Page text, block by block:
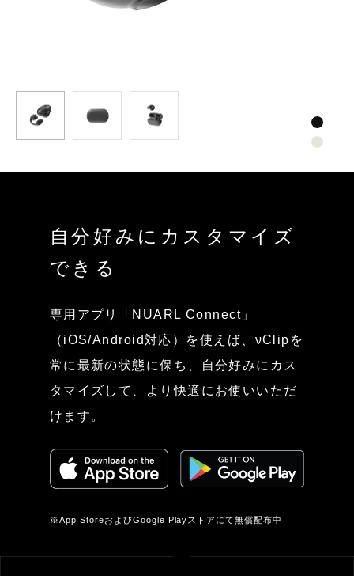
自分好みにカスタマイズ
できる
専用アプリ「NUARL Connect」
（iOS/Android対応）を使えば、νClipを
常に最新の状態に保ち、自分好みにカス
タマイズして、より快適にお使いいただ
けます。
※App StoreおよびGoogle Playストアにて無償配布中